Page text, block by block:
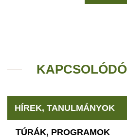
KAPCSOLÓDÓ
HÍREK, TANULMÁNYOK
TÚRÁK, PROGRAMOK